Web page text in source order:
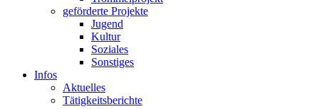
geförderte Projekte
Jugend
Kultur
Soziales
Sonstiges
Infos
Aktuelles
Tätigkeitsberichte